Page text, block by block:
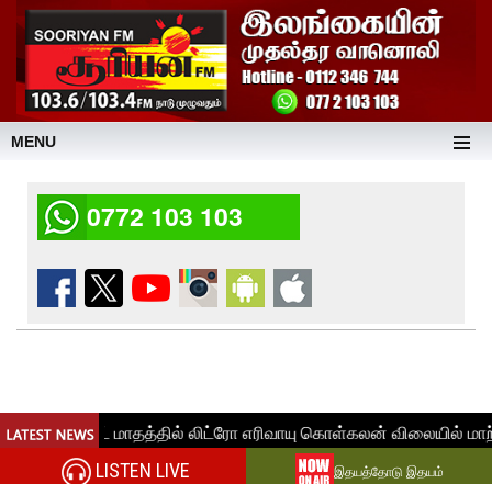
MENU
0772 103 103
LISTEN LIVE இதயத்தோடு இதயம்